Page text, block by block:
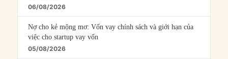
06/08/2026
Nợ cho kẻ mộng mơ: Vốn vay chính sách và giới hạn của
việc cho startup vay vốn
05/08/2026